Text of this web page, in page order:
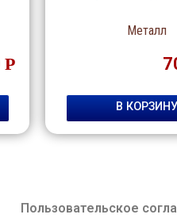
Р
Металл
В КОРЗИНУ
Пользовательское